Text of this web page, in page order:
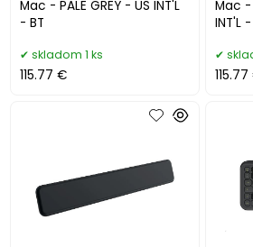
Mac - PALE GREY - US INT'L
- BT
skladom 1 ks
115.77 €
Mac -
INT'L